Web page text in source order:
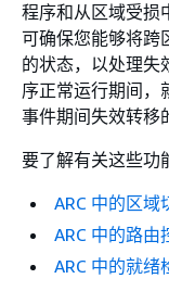
程序和从区域受损
可确保您能够将跨
的状态，以处理失
序正常运行期间，
事件期间失效转移
要了解有关这些功
ARC 中的区域
ARC 中的路由
ARC 中的就绪